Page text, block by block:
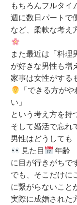
もちろんフルタイ
週に数日パートで
など、柔軟な考え
また最近は「料理
が好きな男性も増
家事は女性がする
「できる方がや
い」
という考え方を持
そして婚活で忘れ
男性はどうしても
見た目
年齢
に目が行きがちで
でも、そこだけに
に繋がらないこと
実際に成婚された